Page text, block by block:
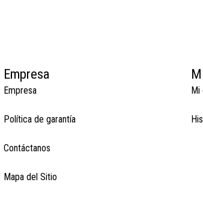
Empresa
Empresa
Política de garantía
Contáctanos
Mapa del Sitio
Mi